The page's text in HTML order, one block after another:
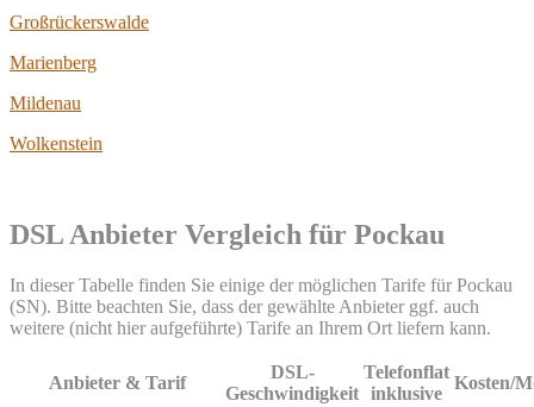
Großrückerswalde
Marienberg
Mildenau
Wolkenstein
DSL Anbieter Vergleich für Pockau
In dieser Tabelle finden Sie einige der möglichen Tarife für Pockau
(SN). Bitte beachten Sie, dass der gewählte Anbieter ggf. auch
weitere (nicht hier aufgeführte) Tarife an Ihrem Ort liefern kann.
Anbieter & Tarif
DSL-
Geschwindigkeit
Telefonflat
inklusive
Kosten/